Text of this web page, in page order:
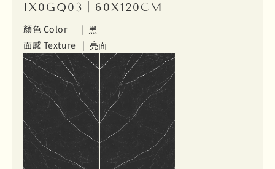
IX0GQ03｜60X120CM
顏色 Color | 黑
面感 Texture | 亮面